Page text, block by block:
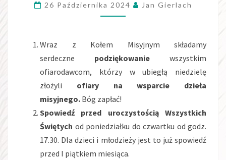
26 Października 2024 Jan Gierlach
Wraz z Kołem Misyjnym składamy
serdeczne podziękowanie wszystkim
ofiarodawcom, którzy w ubiegłą niedzielę
złożyli ofiary na wsparcie dzieła
misyjnego. Bóg zapłać!
Spowiedź przed uroczystością Wszystkich
Świętych od poniedziałku do czwartku od godz.
17.30. Dla dzieci i młodzieży jest to już spowiedź
przed I piątkiem miesiąca.